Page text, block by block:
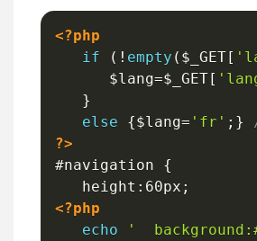
<?php
if
( ! empty ( $_GET[
$lang=$_GET[
}
else
{$lang= 'fr' ; }
?>
#navigation {
<?php
echo
'